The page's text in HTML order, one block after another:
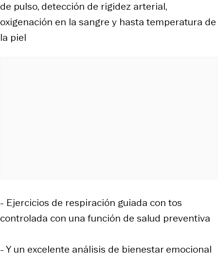
de pulso, detección de rigidez arterial,
oxigenación en la sangre y hasta temperatura de
la piel
- Ejercicios de respiración guiada con tos
controlada con una función de salud preventiva
- Y un excelente análisis de bienestar emocional